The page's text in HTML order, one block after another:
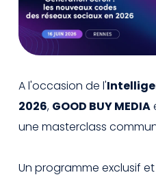
A l'occasion de l'
2026, GOOD BUY MEDIA
une masterclass
Un programme exclusif